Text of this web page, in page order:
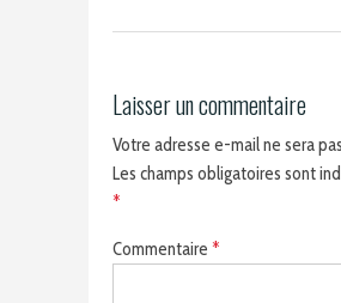
Laisser un commentaire
Votre adresse e-mail ne sera
Les champs obligatoires sont
*
Commentaire *